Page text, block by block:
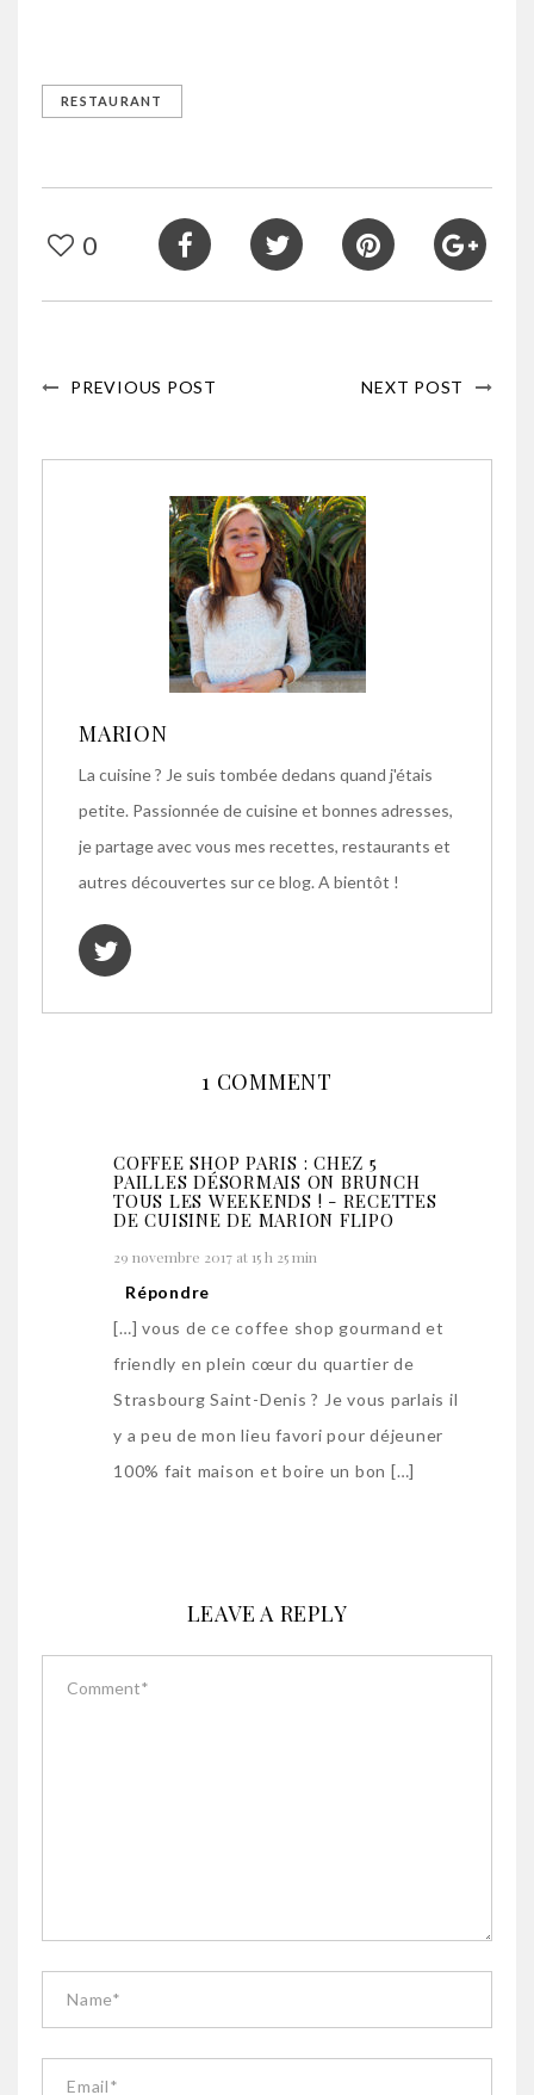
RESTAURANT
0
PREVIOUS POST NEXT POST
MARION
La cuisine ? Je suis tombée dedans quand j'étais
petite. Passionnée de cuisine et bonnes adresses,
je partage avec vous mes recettes, restaurants et
autres découvertes sur ce blog. A bientôt !
1 COMMENT
COFFEE SHOP PARIS : CHEZ 5
PAILLES DÉSORMAIS ON BRUNCH
TOUS LES WEEKENDS ! - RECETTES
DE CUISINE DE MARION FLIPO
29 novembre 2017 at 15 h 25 min
Répondre
[…] vous de ce coffee shop gourmand et
friendly en plein cœur du quartier de
Strasbourg Saint-Denis ? Je vous parlais il
y a peu de mon lieu favori pour déjeuner
100% fait maison et boire un bon […]
LEAVE A REPLY